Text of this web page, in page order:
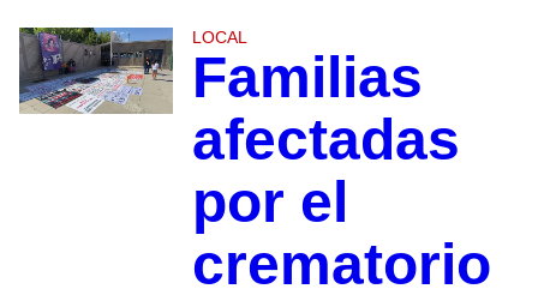
LOCAL
Familias
afectadas
por el
crematorio